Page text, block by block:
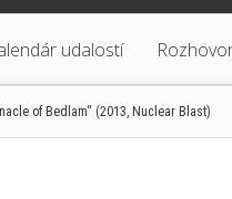
udalostí
of Bedlam“ (2013, Nuclear Blast)